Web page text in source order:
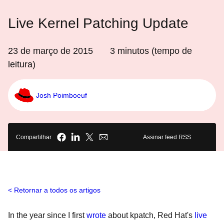
Live Kernel Patching Update
23 de março de 2015 3 minutos (tempo de
leitura)
Josh Poimboeuf
Compartilhar Assinar feed RSS
Retornar a todos os artigos
In the year since I firstwrote about kpatch, Red Hat's live